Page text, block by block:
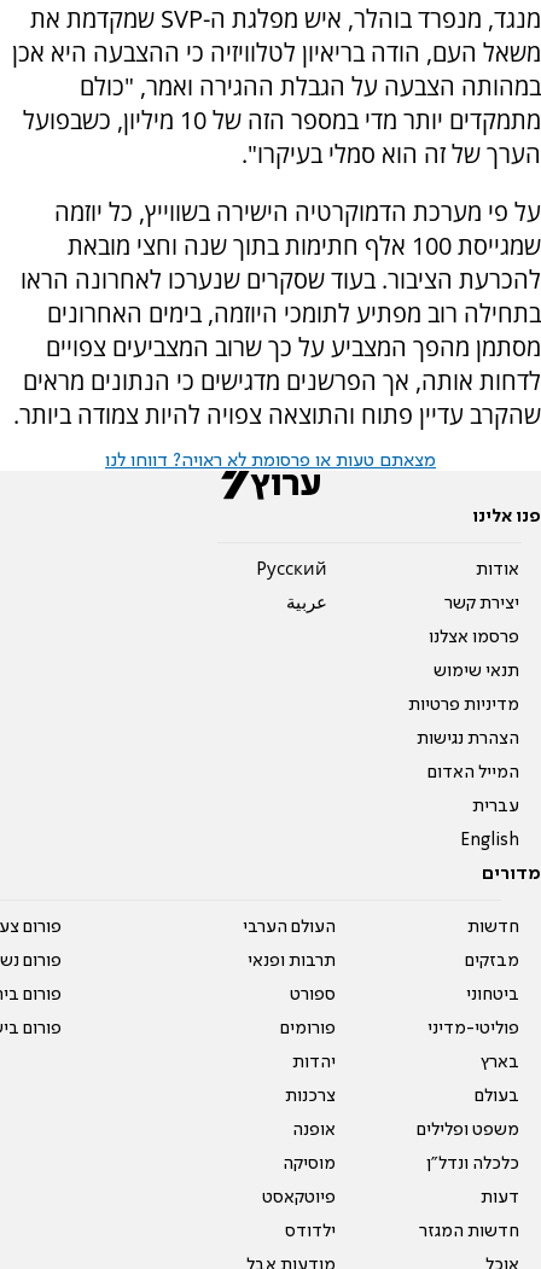
מנגד, מנפרד בוהלר, איש מפלגת ה-SVP שמקדמת את
משאל העם, הודה בריאיון לטלוויזיה כי ההצבעה היא אכן
במהותה הצבעה על הגבלת ההגירה ואמר, "כולם
מתמקדים יותר מדי במספר הזה של 10 מיליון, כשבפועל
הערך של זה הוא סמלי בעיקרו".
על פי מערכת הדמוקרטיה הישירה בשווייץ, כל יוזמה
שמגייסת 100 אלף חתימות בתוך שנה וחצי מובאת
להכרעת הציבור. בעוד שסקרים שנערכו לאחרונה הראו
בתחילה רוב מפתיע לתומכי היוזמה, בימים האחרונים
מסתמן מהפך המצביע על כך שרוב המצביעים צפויים
לדחות אותה, אך הפרשנים מדגישים כי הנתונים מראים
שהקרב עדיין פתוח והתוצאה צפויה להיות צמודה ביותר.
מצאתם טעות או פרסומת לא ראויה? דווחו לנו
פנו אלינו
אודות
יצירת קשר
פרסמו אצלנו
תנאי שימוש
מדיניות פרטיות
הצהרת נגישות
המייל האדום
עברית
English
Pусский
عربية
מדורים
חדשות
מבזקים
ביטחוני
פוליטי-מדיני
בארץ
בעולם
משפט ופלילים
כלכלה ונדל"ן
דעות
חדשות המגזר
אוכל
העולם הערבי
תרבות ופנאי
ספורט
פורומים
יהדות
צרכנות
אופנה
מוסיקה
פיוטקאסט
ילדודס
מודעות אבל
פורום
פורום
פורום
פורום